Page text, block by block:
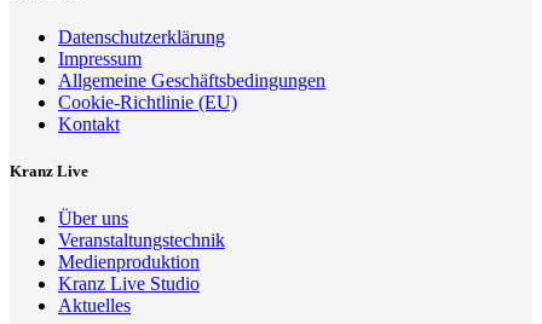
Datenschutzerklärung
Impressum
Allgemeine Geschäftsbedingungen
Cookie-Richtlinie (EU)
Kontakt
Kranz Live
Über uns
Veranstaltungstechnik
Medienproduktion
Kranz Live Studio
Aktuelles